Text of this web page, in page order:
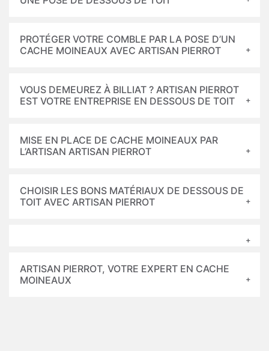
PROTÉGER VOTRE COMBLE PAR LA POSE D’UN
CACHE MOINEAUX AVEC ARTISAN PIERROT
VOUS DEMEUREZ À BILLIAT ? ARTISAN PIERROT
EST VOTRE ENTREPRISE EN DESSOUS DE TOIT
MISE EN PLACE DE CACHE MOINEAUX PAR
L’ARTISAN ARTISAN PIERROT
CHOISIR LES BONS MATÉRIAUX DE DESSOUS DE
TOIT AVEC ARTISAN PIERROT
ARTISAN PIERROT, VOTRE EXPERT EN CACHE
MOINEAUX